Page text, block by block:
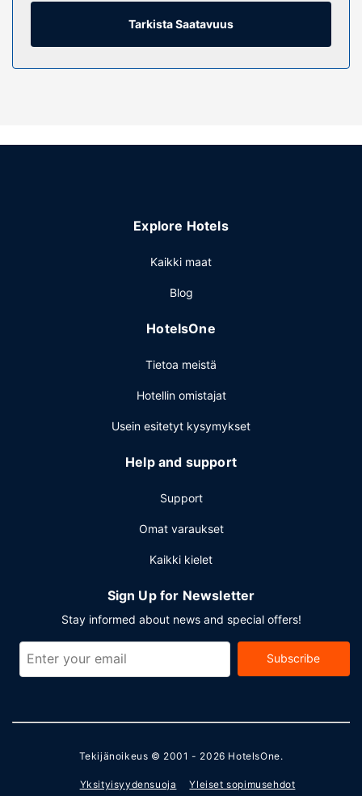
Muut mukavuudet
Palveluihin kuuluu ilmainen pysäköinti.
Tarkista Saatavuus
Explore Hotels
Kaikki maat
Blog
HotelsOne
Tietoa meistä
Hotellin omistajat
Usein esitetyt kysymykset
Help and support
Support
Omat varaukset
Kaikki kielet
Sign Up for Newsletter
Stay informed about news and special offers!
Subscribe
Tekijänoikeus © 2001 - 2026 HotelsOne.
Yksityisyydensuoja Yleiset sopimusehdot